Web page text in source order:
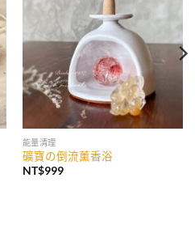
收藏
能量清理
礦寶の倒流薰香浴
NT$999